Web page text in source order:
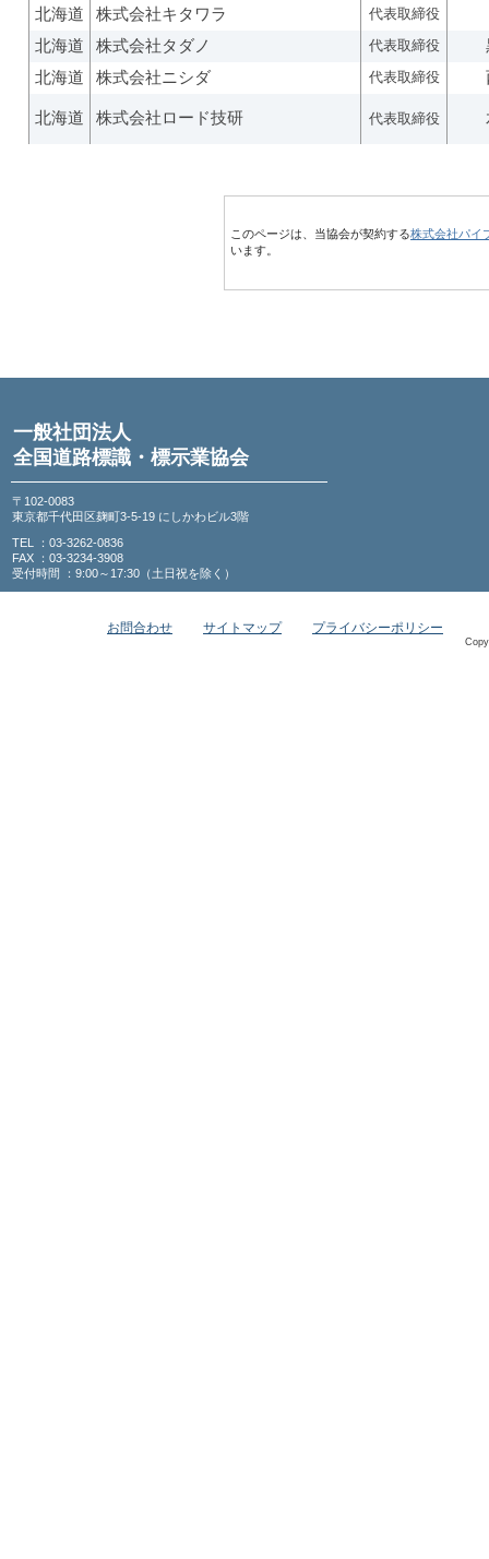
北海道 株式会社キタワラ 代表取締役
北海道 株式会社タダノ 代表取締役
北海道
株式会社ニシダ 代表取締役
北海道 株式会社ロード技研 代表取締役
このページは、当協会が契約する株式会社パイ
います。
一般社団法人
全国道路標識・標示業協会
〒102-0083
東京都千代田区麹町3-5-19 にしかわビル3階
TEL ：03-3262-0836
FAX ：03-3234-3908
受付時間 ：9:00～17:30（土日祝を除く）
お問合わせ サイトマップ プライバシーポリシー